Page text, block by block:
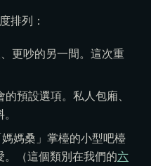
排列：
更吵的另一間。這次重
預設選項。私人包廂、
媽桑」掌檯的小型吧檯
（這個類別在我們的六